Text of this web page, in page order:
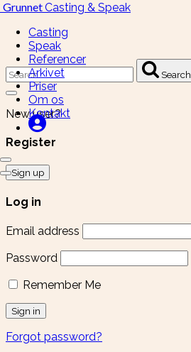
Search
New user?
Register
Sign up
Log in
Email address
Password
Remember Me
Forgot password?
GrunnetCasting & Speak
Casting
Speak
Referencer
Arkivet
Priser
Om os
Kontakt